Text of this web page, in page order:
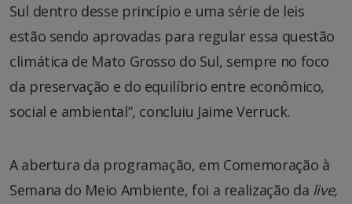
Sul dentro desse princípio e uma série de leis
estão sendo aprovadas para regular essa questão
climática de Mato Grosso do Sul, sempre no foco
da preservação e do equilíbrio entre econômico,
social e ambiental”, concluiu Jaime Verruck.
A abertura da programação, em Comemoração à
Semana do Meio Ambiente, foi a realização da live,